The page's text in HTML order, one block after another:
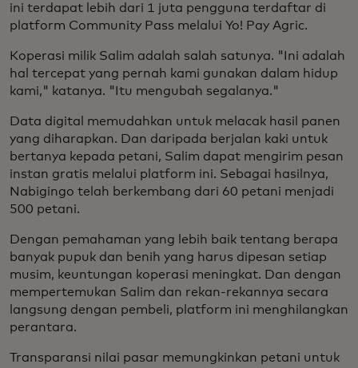
ini terdapat lebih dari 1 juta pengguna terdaftar di
platform Community Pass melalui Yo! Pay Agric.
Koperasi milik Salim adalah salah satunya. "Ini adalah
hal tercepat yang pernah kami gunakan dalam hidup
kami," katanya. "Itu mengubah segalanya."
Data digital memudahkan untuk melacak hasil panen
yang diharapkan. Dan daripada berjalan kaki untuk
bertanya kepada petani, Salim dapat mengirim pesan
instan gratis melalui platform ini. Sebagai hasilnya,
Nabigingo telah berkembang dari 60 petani menjadi
500 petani.
Dengan pemahaman yang lebih baik tentang berapa
banyak pupuk dan benih yang harus dipesan setiap
musim, keuntungan koperasi meningkat. Dan dengan
mempertemukan Salim dan rekan-rekannya secara
langsung dengan pembeli, platform ini menghilangkan
perantara.
Transparansi nilai pasar memungkinkan petani untuk